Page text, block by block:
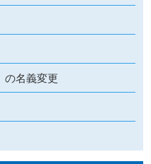
の名義変更